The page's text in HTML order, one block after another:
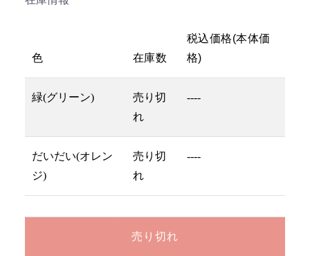
色 在庫数
税込価格(本体価
格)
緑(グリーン)
売り切
れ
----
だいだい(オレン
ジ)
売り切
れ
----
売り切れ